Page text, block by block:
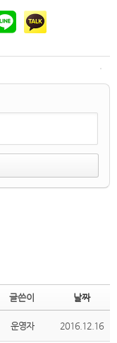
글쓴이 날짜
운영자 2016.12.16